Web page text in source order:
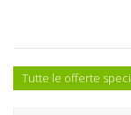
Tutte le offerte